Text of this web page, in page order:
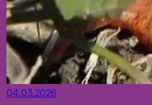
04.03.2026